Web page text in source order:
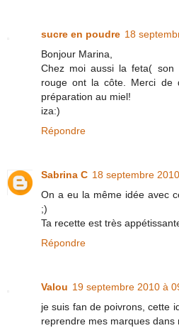
sucre en poudre 18
Bonjour Marina,
Chez moi aussi la feta( son
rouge ont la côte. Merci de
préparation au miel!
iza:)
Répondre
Sabrina C 18 septembre
On a eu la même idée avec
;)
Ta recette est très
Répondre
Valou 19 septembre 2010 à
je suis fan de poivrons, cette
reprendre mes marques dans